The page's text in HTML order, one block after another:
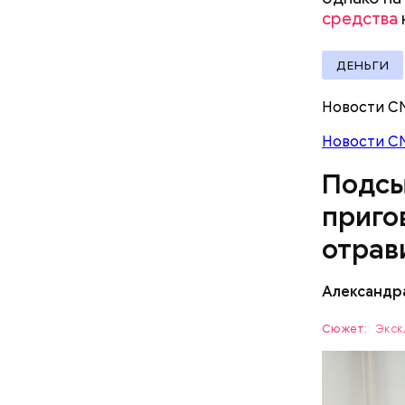
средства
ДЕНЬГИ
Новости
Новости
Сюжет:
Все
Видео:
—
меры к